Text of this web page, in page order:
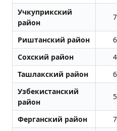
Учкуприкский
район
Риштанский район
Сохский район
Ташлакский район
Узбекистанский
район
Ферганский район